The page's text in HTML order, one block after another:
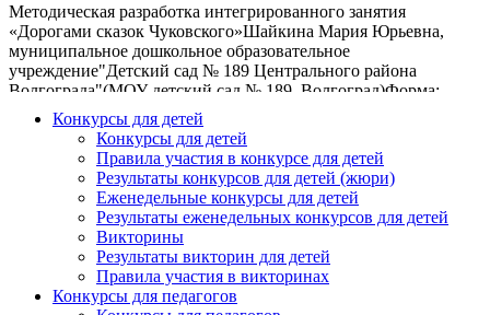
Методическая разработка интегрированного занятия
«Дорогами сказок Чуковского»Шайкина Мария Юрьевна,
муниципальное дошкольное образовательное
учреждение"Детский сад № 189 Центрального района
Волгограда"(МОУ детский сад № 189, Волгоград)Форма:
конспект интегрированного занятия Возраст: дети 5-6
летПричины обращения к теме:1. Этот литературный
материал является программным для дошкольных
учреждений. 2. В связи с развитием компьютерных
технологий наблюдается значительное снижение интереса к
«детской» классике как у детей, так и у их родителей. Нам
хотелось бы таким образом как-то содействовать
поддержанию этого интереса. 3. В последнюю неделю марта
по всей стране проходит традиционная неделя детской книги.
Все вышесказанное побудило нас сформулировать тему
занятия как «Дорогами сказок Чуковского». Принцип
Конкурсы для детей
Конкурсы для детей
Правила участия в конкурсе для детей
Результаты конкурсов для детей (жюри)
Еженедельные конкурсы для детей
Результаты еженедельных конкурсов для детей
Викторины
Результаты викторин для детей
Правила участия в викторинах
Конкурсы для педагогов